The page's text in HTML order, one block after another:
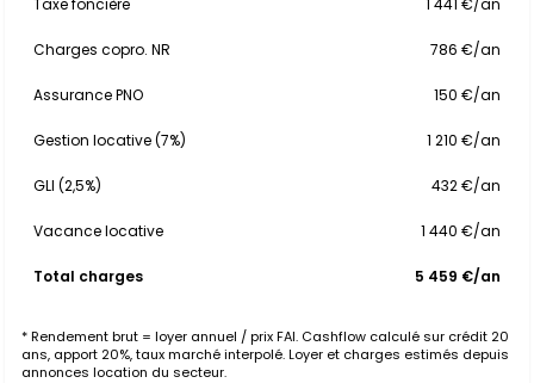
Taxe foncière 1 441 €/an
Charges copro. NR 786 €/an
Assurance PNO 150 €/an
Gestion locative (7%) 1 210 €/an
GLI (2,5%) 432 €/an
Vacance locative 1 440 €/an
Total charges 5 459 €/an
* Rendement brut = loyer annuel / prix FAI. Cashflow calculé sur crédit 20
ans, apport 20%, taux marché interpolé. Loyer et charges estimés depuis
annonces location du secteur.